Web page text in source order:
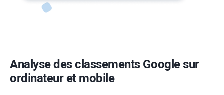
Analyse des classements Google sur
ordinateur et mobile